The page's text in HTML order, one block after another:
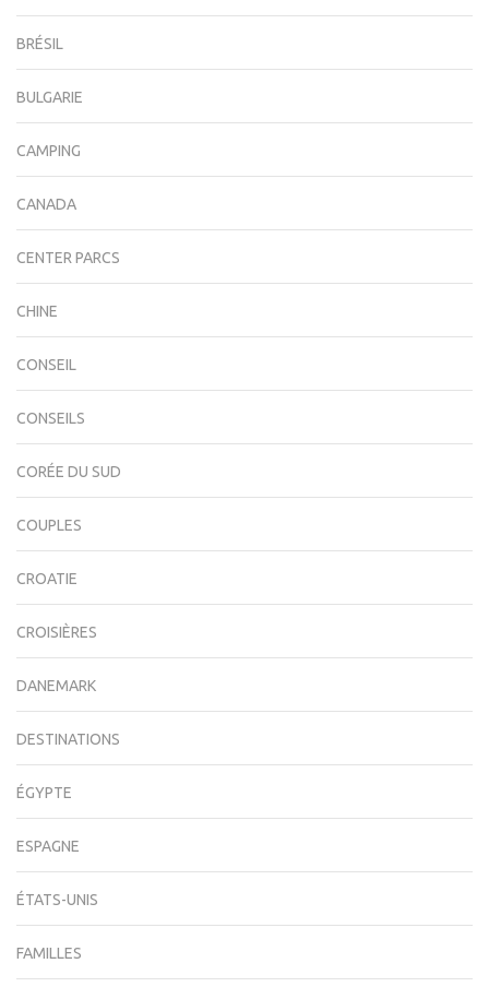
BRÉSIL
BULGARIE
CAMPING
CANADA
CENTER PARCS
CHINE
CONSEIL
CONSEILS
CORÉE DU SUD
COUPLES
CROATIE
CROISIÈRES
DANEMARK
DESTINATIONS
ÉGYPTE
ESPAGNE
ÉTATS-UNIS
FAMILLES